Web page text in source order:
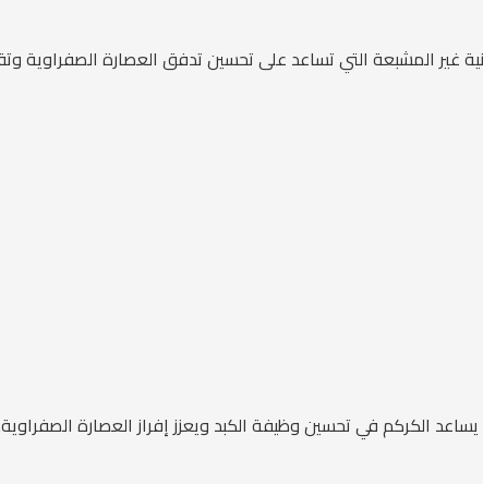
غير المشبعة التي تساعد على تحسين تدفق العصارة الصفراوية
الكركم في تحسين وظيفة الكبد ويعزز إفراز العصارة